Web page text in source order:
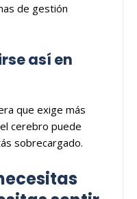
de gestión
así en
que exige más
cerebro puede
sobrecargado.